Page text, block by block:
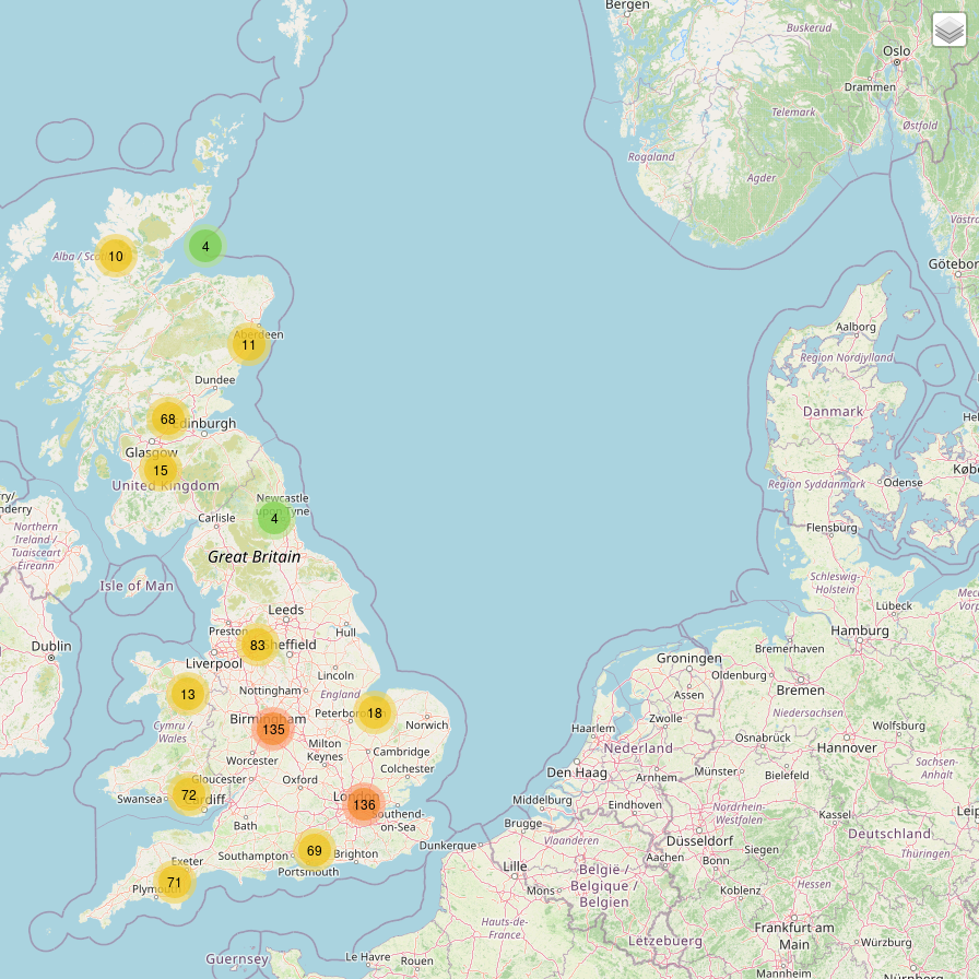
4
15
11
68
4
10
69
18
136
71
72
135
13
83